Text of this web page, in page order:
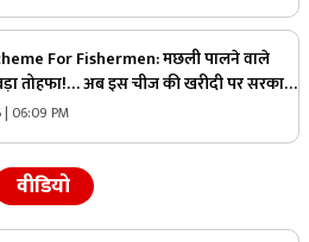
For Fishermen: मछली पालने वाले
तोहफा!… अब इस चीज की खरीदी पर सरकार
की छूट, जानिए कैसे ले सकते हैं लाभ
06:09 PM
वीडियो